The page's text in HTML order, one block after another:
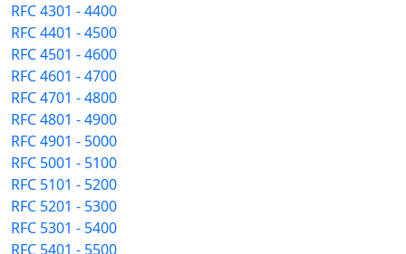
RFC 4301 - 4400
RFC 4401 - 4500
RFC 4501 - 4600
RFC 4601 - 4700
RFC 4701 - 4800
RFC 4801 - 4900
RFC 4901 - 5000
RFC 5001 - 5100
RFC 5101 - 5200
RFC 5201 - 5300
RFC 5301 - 5400
RFC 5401 - 5500